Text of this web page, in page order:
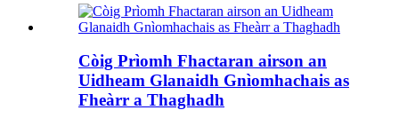
Còig Prìomh Fhactaran airson an
Uidheam Glanaidh Gnìomhachais as
Fheàrr a Thaghadh